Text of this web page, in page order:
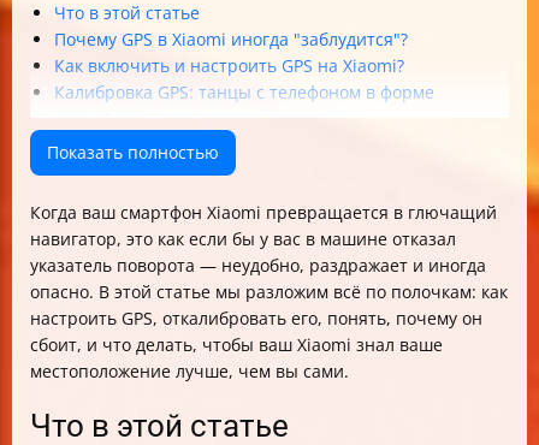
Что в этой статье
Почему GPS в Xiaomi иногда "заблудится"?
Как включить и настроить GPS на Xiaomi?
Калибровка GPS: танцы с телефоном в форме
Обновляем спутниковые данные: почему и как?
Настройка iSharing и другие "шпионские" тонкости
Таблица: Кратко о способах решения проблем с GPS
на Xiaomi
FAQ: Быстрые ответы на главные вопросы
Чек-лист для спасения вашего GPS на Xiaomi
Итог: Пусть ваш Xiaomi не бродит по лабиринту
спутников
Показать полностью
Когда ваш смартфон Xiaomi превращается в глючащий
навигатор, это как если бы у вас в машине отказал
указатель поворота — неудобно, раздражает и иногда
опасно. В этой статье мы разложим всё по полочкам: как
настроить GPS, откалибровать его, понять, почему он
сбоит, и что делать, чтобы ваш Xiaomi знал ваше
местоположение лучше, чем вы сами.
Что в этой статье